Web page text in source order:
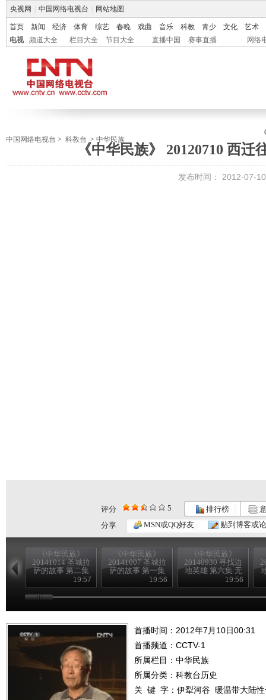
央视网 中国网络电视台 网站地图
首页 新闻 经济 体育 综艺 春晚 戏曲 音乐 科教 青少 文化
艺术
电视
频道大全 栏目大全 节目大全 直播中国 赛事直播 网络
中国网络电视台 > 科教台 > 中华民族
《中华民族》 20120710 西
发布时间： 2012-07-
评分 5 排行榜
分享
MSN或QQ好友 贴到博客或
《中华民族》
20141014 圣城拉
萨的故事 第二集
19:57
《中华民族》
20141007 圣城拉
萨的故事 第一集
19:56
《中华民族》
20140930 寻找边
地英雄 第六集 无
悔的坚守19:56
首播时间：2012年7月10日00:31
首播频道： CCTV-1
所属栏目： 中华民族
所属分类：科教台历史
关 键 字： 伊犁河谷 暖温带大陆